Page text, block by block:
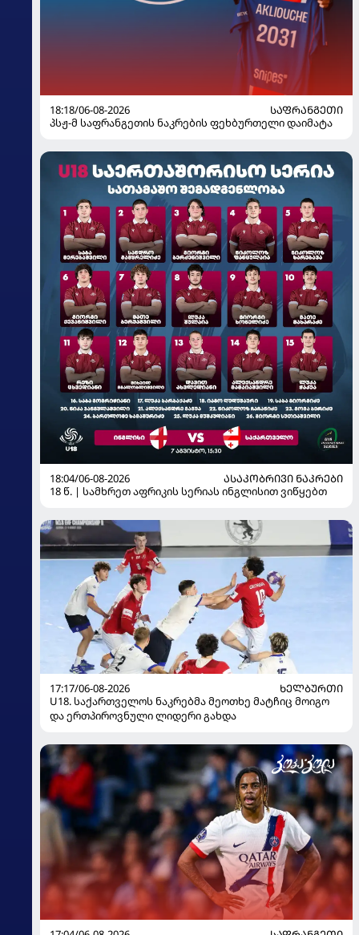
18:18/06-08-2026
ᲡᲐᲤᲠᲐᲜᲒᲔᲗᲘ
პსჟ-მ საფრანგეთის ნაკრების ფეხბურთელი დაიმატა
18:04/06-08-2026
ᲐᲡᲐᲙᲝᲑᲠᲘᲕᲘ ᲜᲐᲙᲠᲔᲑᲘ
18 წ. | სამხრეთ აფრიკის სერიას ინგლისით ვიწყებთ
17:17/06-08-2026
ᲮᲔᲚᲑᲣᲠᲗᲘ
U18. საქართველოს ნაკრებმა მეოთხე მატჩიც მოიგო
და ერთპიროვნული ლიდერი გახდა